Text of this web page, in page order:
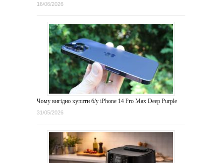
16/06/2026
Чому вигідно купити б/у iPhone 14 Pro Max Deep Purple
31/05/2026